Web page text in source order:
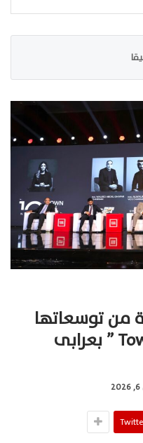
من توسعاتها
بإطلاق مشروع “Town Ten ” بعرابى